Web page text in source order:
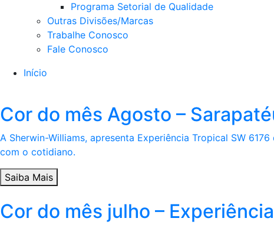
Programa Setorial de Qualidade
Outras Divisões/Marcas
Trabalhe Conosco
Fale Conosco
Início
Cor do mês Agosto –
A Sherwin-Williams, apresenta Experiência Tropical SW
com o cotidiano.
Saiba Mais
Cor do mês julho –